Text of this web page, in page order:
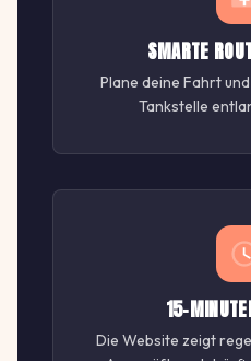
SMARTE
Plane deine Fahrt
Tankstelle
15-
Die Website zeigt